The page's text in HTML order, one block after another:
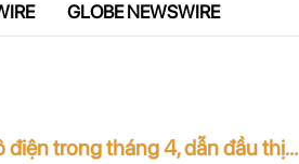
GLOBE NEWSWIRE
điện trong tháng 4, dẫn đầu thị...